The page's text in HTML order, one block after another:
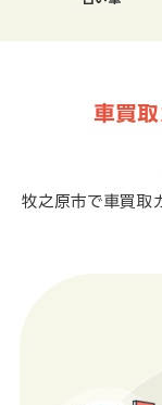
車買
牧之原市で車買取